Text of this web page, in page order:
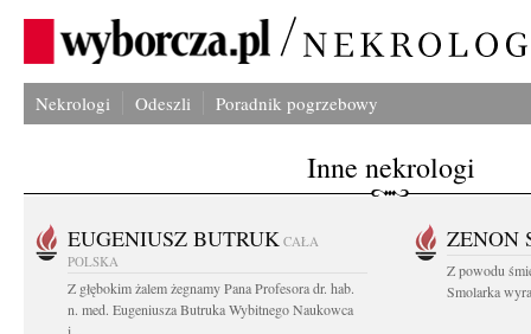
Nekrologi Odeszli Poradnik pogrzebowy
Inne nekrologi
EUGENIUSZ BUTRUK CAŁA
POLSKA
Z głębokim żalem żegnamy Pana Profesora dr. hab.
n. med. Eugeniusza Butruka Wybitnego Naukowca
ZENON
Z powodu
Smolarka